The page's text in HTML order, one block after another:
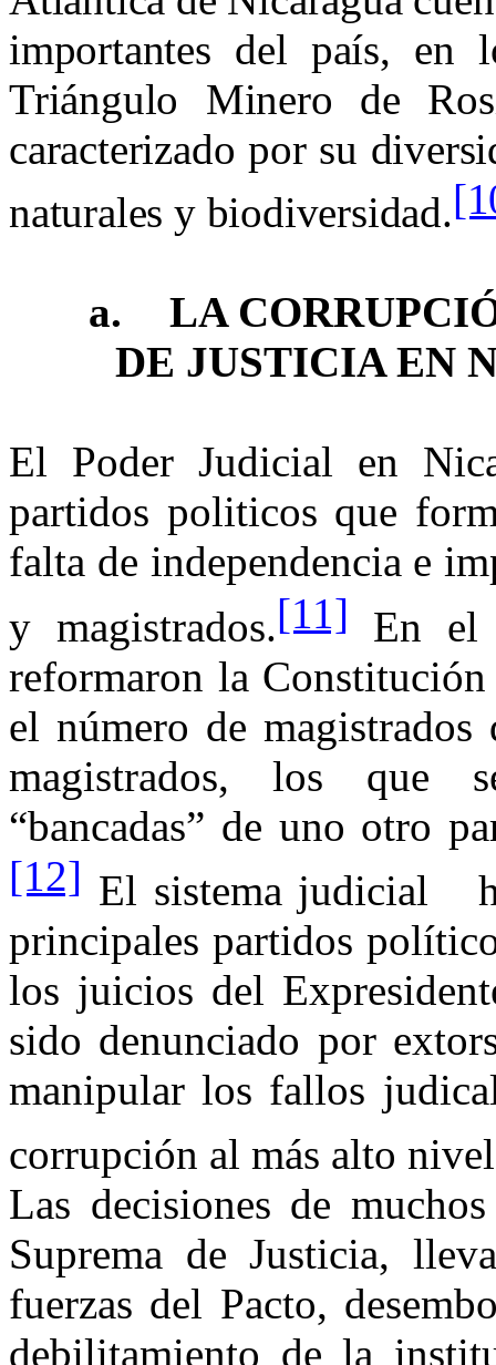
importantes del país, en
Triángulo Minero de
caracterizado por su
naturales y biodiversidad.
a.
LA
DE JUSTICIA EN
El Poder Judicial en
partidos politicos que
falta de independencia e
y magistrados.[11] En el
reformaron la
el número de
magistrados, los que
“bancadas” de uno otro
[12] El sistema judicial
principales partidos
los juicios del
sido denunciado por
manipular los fallos
corrupción al más alto
Las decisiones de
Suprema de Justicia,
fuerzas del Pacto,
debilitamiento de la